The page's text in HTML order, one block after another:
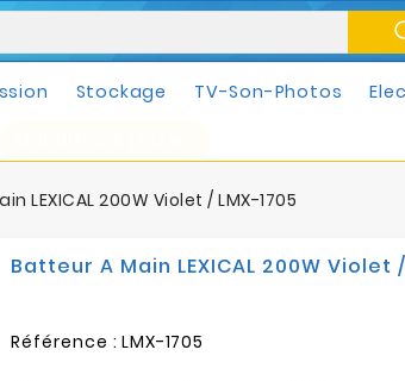
Stockage TV-Son-Photos
LEXICAL 200W Violet / LMX-1705
Batteur A Main LEXICAL 200W Violet /
Référence : LMX-1705